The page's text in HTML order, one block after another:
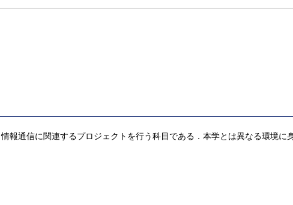
報通信に関連するプロジェクトを行う科目である．本学とは異なる環境